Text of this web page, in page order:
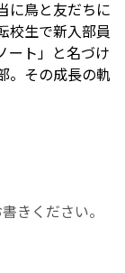
に鳥と友だちに
校生で新入部員
ート」と名づけ
。その成長の軌
きください。